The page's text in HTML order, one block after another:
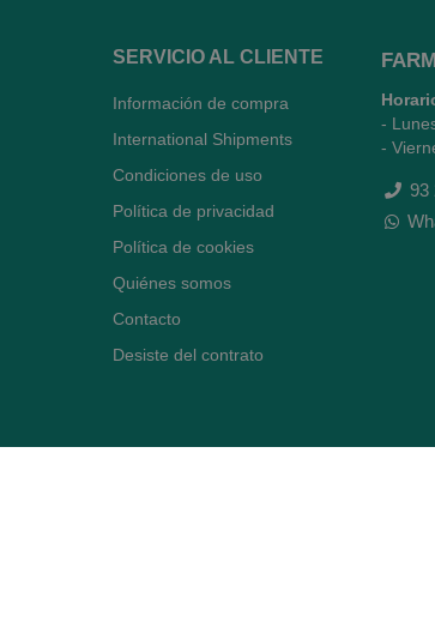
SERVICIO AL CLIENTE
Información de compra
International Shipments
Condiciones de uso
Política de privacidad
Política de cookies
Quiénes somos
Contacto
Desiste del contrato
-
-
93